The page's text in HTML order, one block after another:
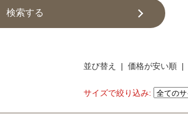
検索する
並び替え | 価格が安い順 |
サイズで絞り込み: